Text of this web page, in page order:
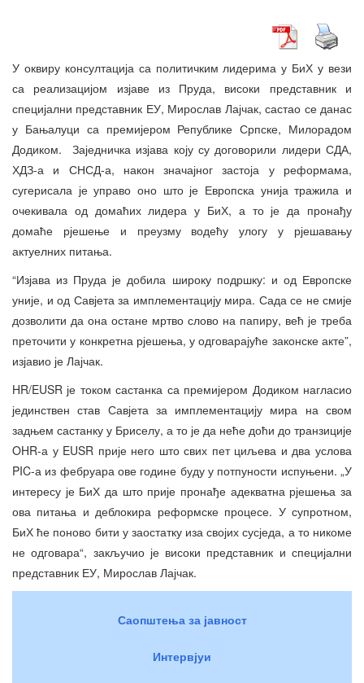
У оквиру консултација са политичким лидерима у БиХ у вези
са реализацијом изјаве из Пруда, високи представник и
специјални представник ЕУ, Мирослав Лајчак, састао се данас
у Бањалуци са премијером Републике Српске, Милорадом
Додиком. Заједничка изјава коју су договорили лидери СДА,
ХДЗ-а и СНСД-а, након значајног застоја у реформама,
сугерисала је управо оно што је Европска унија тражила и
очекивала од домаћих лидера у БиХ, а то је да пронађу
домаће рјешење и преузму водећу улогу у рјешавању
актуелних питања.
“Изјава из Пруда је добила широку подршку: и од Европске
уније, и од Савјета за имплементацију мира. Сада се не смије
дозволити да она остане мртво слово на папиру, већ је треба
преточити у конкретна рјешења, у одговарајуће законске акте”,
изјавио је Лајчак.
HR/EUSR је током састанка са премијером Додиком нагласио
јединствен став Савјета за имплементацију мира на свом
задњем састанку у Бриселу, а то је да неће доћи до транзиције
OHR-а у EUSR прије него што свих пет циљева и два услова
PIC-а из фебруара ове године буду у потпуности испуњени. „У
интересу је БиХ да што прије пронађе адекватна рјешења за
ова питања и деблокира реформске процесе. У супротном,
БиХ ће поново бити у заостатку иза својих сусједа, а то никоме
не одговара“, закључио је високи представник и специјални
представник ЕУ, Мирослав Лајчак.
Саопштења за јавност
Интервјуи